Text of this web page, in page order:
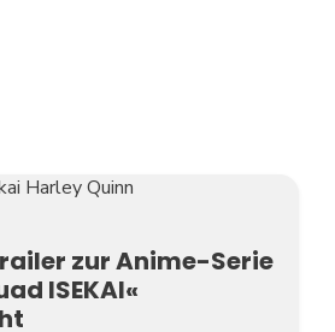
zur Anime-Serie
ISEKAI«